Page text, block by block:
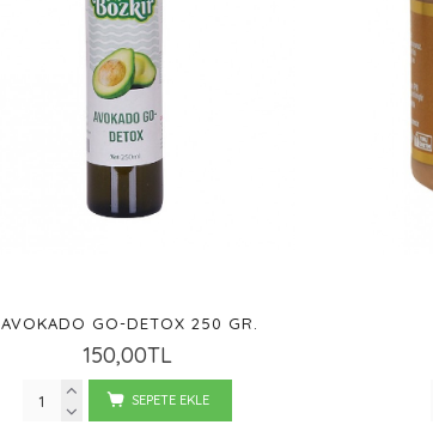
AVOKADO GO-DETOX 250 GR.
150,00TL
SEPETE EKLE